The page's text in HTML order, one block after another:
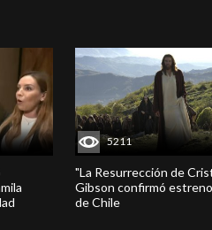
5211
"La Resurrección de
Gibson confirmó
de Chile